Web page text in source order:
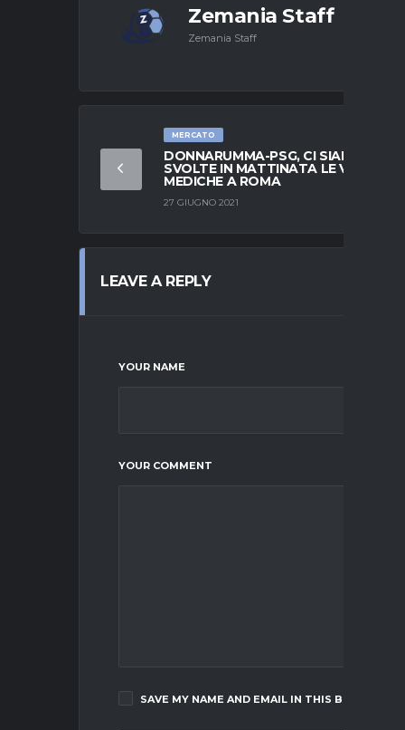
Zemania Staff
Zemania Staff
MERCATO
DONNARUMMA-PSG, CI SIAMO:
SVOLTE IN MATTINATA LE VISITE
MEDICHE A ROMA
27 GIUGNO 2021
LEAVE A REPLY
YOUR NAME
YOUR COMMENT
SAVE MY NAME AND EMAIL IN THIS BROWSER